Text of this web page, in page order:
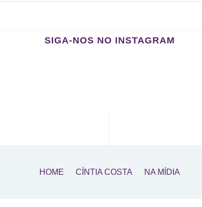
SIGA-NOS NO INSTAGRAM
HOME CÍNTIA COSTA NA MÍDIA